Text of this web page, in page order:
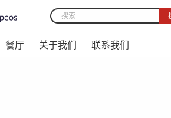
Search
搜索
餐厅 关于我们 联系我们